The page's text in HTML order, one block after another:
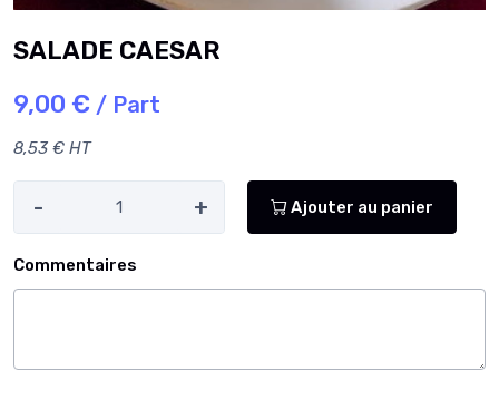
SALADE CAESAR
9,00 € / Part
8,53 € HT
- + Ajouter au panier
Commentaires